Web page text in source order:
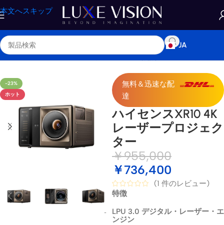
本文へスキップ
JA
ホーム/ショップ/プロジェクター/標準 / 長焦点プロジェクター
-23%
ホット
無料＆迅速な配
達
ハイセンスXR10 4K
レーザープロジェク
ター
￥955,000
￥736,400
(1 件のレビュー)
特徴
LPU 3.0 デジタル・レーザー・エ
ンジン